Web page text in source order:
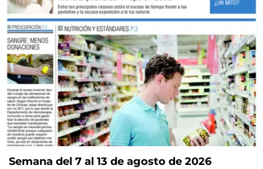
Semana del 7 al 13 de agosto de 2026